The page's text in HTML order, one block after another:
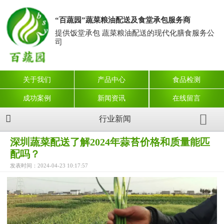
“百蔬园”蔬菜粮油配送及食堂承包服务商
提供饭堂承包 蔬菜粮油配送的现代化膳食服务公
司
关于我们 产品中心 食品检测
成功案例 新闻资讯 在线留言
行业新闻
深圳蔬菜配送了解2024年蒜苔价格和质量能匹
配吗？
发表时间：2024-04-23 10:17:57